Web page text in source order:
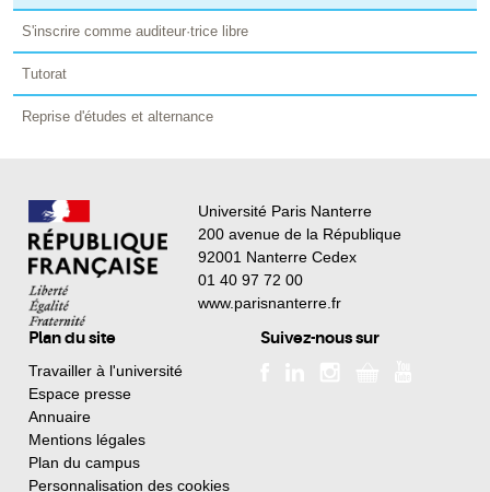
S'inscrire comme auditeur·trice libre
Tutorat
Reprise d'études et alternance
Université Paris Nanterre
200 avenue de la République
92001 Nanterre Cedex
01 40 97 72 00
www.parisnanterre.fr
Plan du site
Travailler à l'université
Espace presse
Annuaire
Mentions légales
Plan du campus
Personnalisation des cookies
Suivez-nous sur